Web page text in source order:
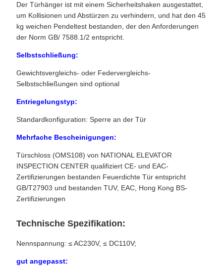
Der Türhänger ist mit einem Sicherheitshaken ausgestattet,
um Kollisionen und Abstürzen zu verhindern, und hat den 45
kg weichen Pendeltest bestanden, der den Anforderungen
der Norm GB/ 7588.1/2 entspricht.
Selbstschließung:
Gewichtsvergleichs- oder Federvergleichs-
Selbstschließungen sind optional
Entriegelungstyp:
Standardkonfiguration: Sperre an der Tür
Mehrfache Bescheinigungen:
Türschloss (OMS108) von NATIONAL ELEVATOR
INSPECTION CENTER qualifiziert CE- und EAC-
Zertifizierungen bestanden Feuerdichte Tür entspricht
GB/T27903 und bestanden TUV, EAC, Hong Kong BS-
Zertifizierungen
Technische Spezifikation:
Nennspannung: ≤ AC230V, ≤ DC110V;
gut angepasst: